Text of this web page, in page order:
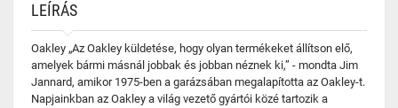
LEÍRÁS
Oakley „Az Oakley küldetése, hogy olyan termékeket állítson elő,
amelyek bármi másnál jobbak és jobban néznek ki,” - mondta Jim
Jannard, amikor 1975-ben a garázsában megalapította az Oakley-t.
Napjainkban az Oakley a világ vezető gyártói közé tartozik a